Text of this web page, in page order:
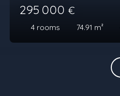
295 000 €
4 rooms 74.91 m²